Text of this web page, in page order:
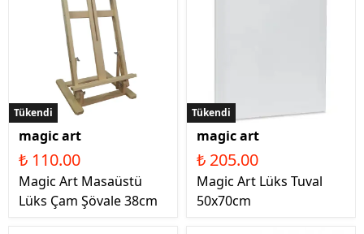
Tükendi
magic art
₺ 110.00
Magic Art Masaüstü
Lüks Çam Şövale 38cm
Tükendi
magic art
₺ 205.00
Magic Art Lüks Tuval
50x70cm